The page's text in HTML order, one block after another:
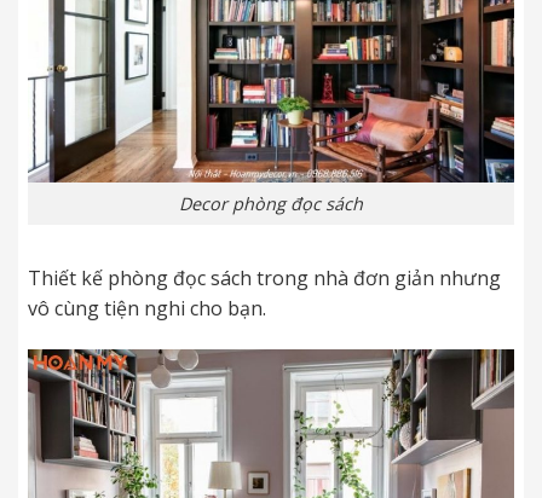
Decor phòng đọc sách
Thiết kế phòng đọc sách trong nhà đơn giản nhưng
vô cùng tiện nghi cho bạn.